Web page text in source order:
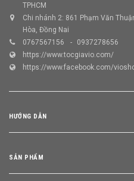
TPHCM
Chi nhánh 2: 861 Phạm Văn
Hòa, Đồng Nai
0767567156
0937278656
https://www.tocgiavio.com/
https://www.facebook.com/
HƯỚNG DẪN
SẢN PHẨM